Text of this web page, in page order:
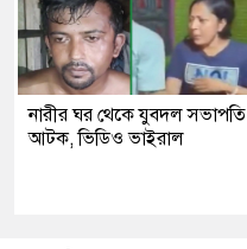
নারীর ঘর থেকে যুবদল সভাপতি
আটক, ভিডিও ভাইরাল